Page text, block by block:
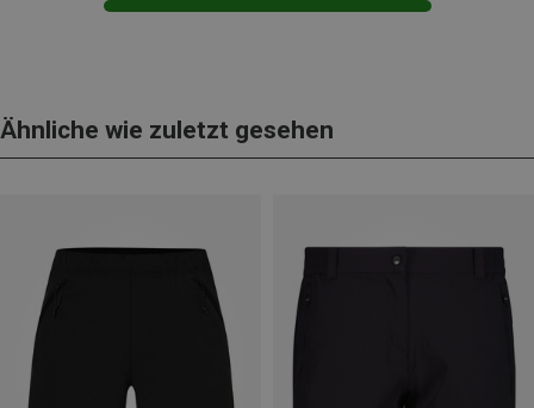
Ähnliche wie zuletzt gesehen